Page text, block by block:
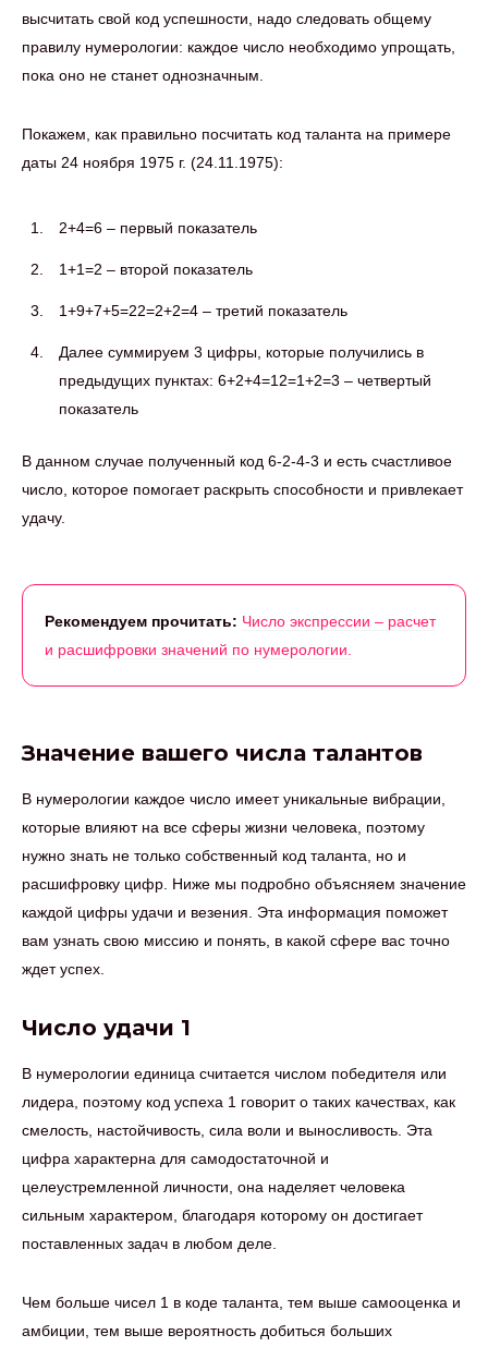
высчитать свой код успешности, надо следовать общему
правилу нумерологии: каждое число необходимо упрощать,
пока оно не станет однозначным.
Покажем, как правильно посчитать код таланта на примере
даты 24 ноября 1975 г. (24.11.1975):
2+4=6 – первый показатель
1+1=2 – второй показатель
1+9+7+5=22=2+2=4 – третий показатель
Далее суммируем 3 цифры, которые получились в
предыдущих пунктах: 6+2+4=12=1+2=3 – четвертый
показатель
В данном случае полученный код 6-2-4-3 и есть счастливое
число, которое помогает раскрыть способности и привлекает
удачу.
Рекомендуем прочитать: Число экспрессии – расчет
и расшифровки значений по нумерологии.
Значение вашего числа талантов
В нумерологии каждое число имеет уникальные вибрации,
которые влияют на все сферы жизни человека, поэтому
нужно знать не только собственный код таланта, но и
расшифровку цифр. Ниже мы подробно объясняем значение
каждой цифры удачи и везения. Эта информация поможет
вам узнать свою миссию и понять, в какой сфере вас точно
ждет успех.
Число удачи 1
В нумерологии единица считается числом победителя или
лидера, поэтому код успеха 1 говорит о таких качествах, как
смелость, настойчивость, сила воли и выносливость. Эта
цифра характерна для самодостаточной и
целеустремленной личности, она наделяет человека
сильным характером, благодаря которому он достигает
поставленных задач в любом деле.
Чем больше чисел 1 в коде таланта, тем выше самооценка и
амбиции, тем выше вероятность добиться больших